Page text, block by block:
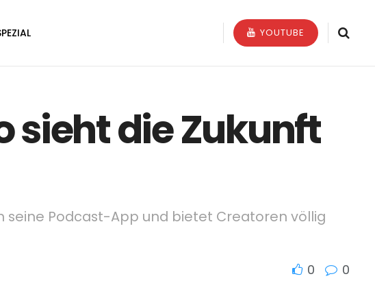
YOUTUBE
sieht die Zukunft
seine Podcast-App und bietet Creatoren völlig
0 0